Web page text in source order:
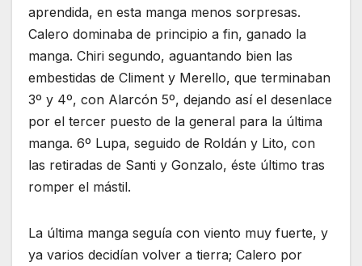
aprendida, en esta manga menos sorpresas.
Calero dominaba de principio a fin, ganado la
manga. Chiri segundo, aguantando bien las
embestidas de Climent y Merello, que terminaban
3º y 4º, con Alarcón 5º, dejando así el desenlace
por el tercer puesto de la general para la última
manga. 6º Lupa, seguido de Roldán y Lito, con
las retiradas de Santi y Gonzalo, éste último tras
romper el mástil.
La última manga seguía con viento muy fuerte, y
ya varios decidían volver a tierra; Calero por